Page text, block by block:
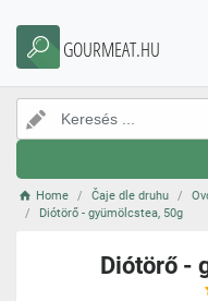
GOURMEAT.HU
Home Čaje dle druhu
Diótörő - gyümölcstea, 50g
Diótörő -